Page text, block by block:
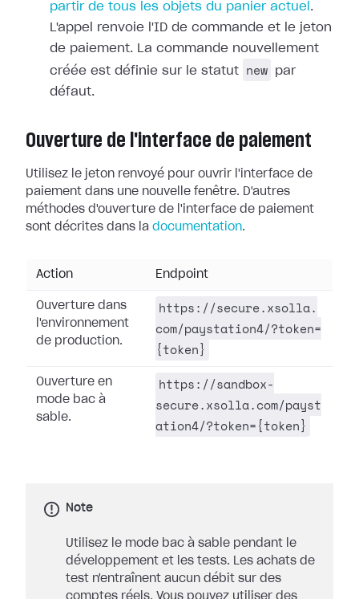
partir de tous les objets du panier actuel .
L'appel renvoie l'ID de commande et le jeton
de paiement. La commande nouvellement
créée est définie sur le statut
new
par
défaut.
Ouverture de l'interface de paiement
Utilisez le jeton renvoyé pour ouvrir l'interface de
paiement dans une nouvelle fenêtre. D'autres
méthodes d'ouverture de l'interface de paiement
sont décrites dans la documentation.
Action Endpoint
Ouverture dans
l'environnement
de production.
https://secure.xsolla.
com/paystation4/?token=
{token}
Ouverture en
mode bac à
sable.
https://sandbox-
secure.xsolla.com/payst
ation4/?token={token}
Note
Utilisez le mode bac à sable pendant le
développement et les tests. Les achats de
test n'entraînent aucun débit sur des
comptes réels. Vous pouvez utiliser des